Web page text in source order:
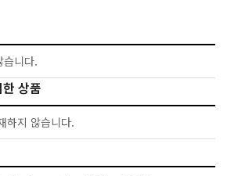
습니다.
상품
하지 않습니다.